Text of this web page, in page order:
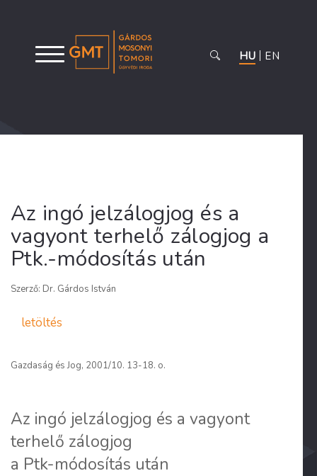
HU EN
Az ingó jelzálogjog és a
vagyont terhelő zálogjog a
Ptk.-módosítás után
Szerző: Dr. Gárdos István
letöltés
Gazdaság és Jog, 2001/10. 13-18. o.
Az ingó jelzálogjog és a vagyont
terhelő zálogjog
a Ptk-módosítás után